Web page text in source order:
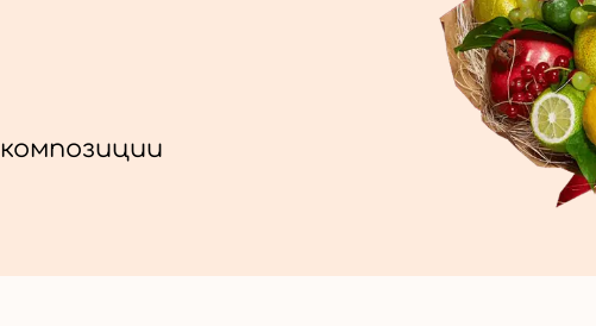
композиции